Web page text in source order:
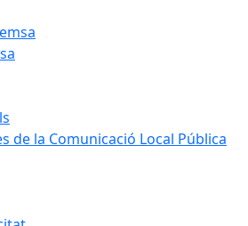
de la Comunicació Local Pública